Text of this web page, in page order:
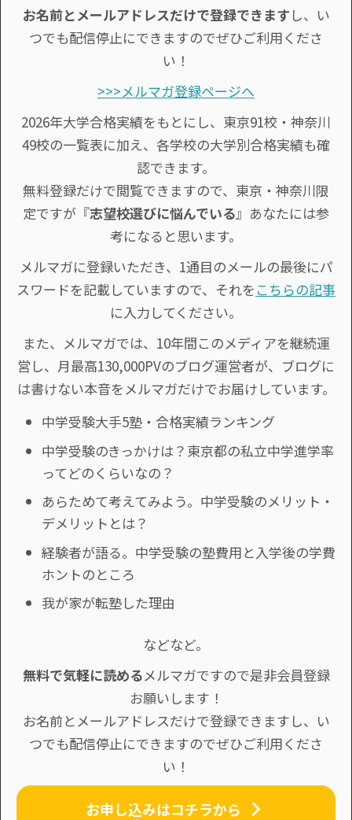
お名前とメールアドレスだけで登録できます し、い
つでも配信停止にできますのでぜひご利用くださ
い！
>>>メルマガ登録ページへ
2026年大学合格実績をもとにし、東京91校・神奈川
49校の一覧表に加え、各学校の大学別合格実績も確
認できます。
無料登録だけで閲覧できますので、東京・神奈川限
定ですが『志望校選びに悩んでいる』あなたには参
考になると思います。
メルマガに登録いただき、1通目のメールの最後にパ
スワードを記載していますので、それを こちらの記事
に入力してください。
また、メルマガでは、10年間このメディアを継続運
営し、月最高130,000PVのブログ運営者が、ブログに
は書けない本音をメルマガだけでお届けしています。
中学受験大手5塾・合格実績ランキング
中学受験のきっかけは？東京都の私立中学進学率
ってどのくらいなの？
あらためて考えてみよう。中学受験のメリット・
デメリットとは？
経験者が語る。中学受験の塾費用と入学後の学費
ホントのところ
我が家が転塾した理由
などなど。
無料で気軽に読めるメルマガですので是非会員登録
お願いします！
お名前とメールアドレスだけで登録できますし、い
つでも配信停止にできますのでぜひご利用くださ
い！
お申し込みはコチラから